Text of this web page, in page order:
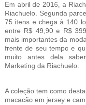
Em abril de 2016, a
Riachuelo. Segunda
75 itens e chega à 140
entre R$ 49,90 e R$
mais importantes da
frente de seu tempo e
muito antes dela
Marketing da Riachuelo.
A coleção tem como
macacão em jersey e